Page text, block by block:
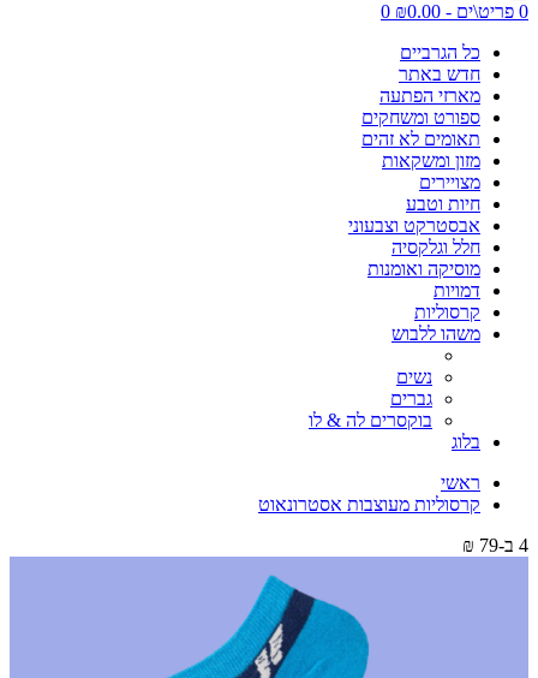
0 פריט\ים - ₪0.00
0
כל הגרביים
חדש באתר
מארזי הפתעה
ספורט ומשחקים
תאומים לא זהים
מזון ומשקאות
מצויירים
חיות וטבע
אבסטרקט וצבעוני
חלל וגלקסיה
מוסיקה ואומנות
דמויות
קרסוליות
משהו ללבוש
נשים
גברים
בוקסרים לה & לו
בלוג
ראשי
קרסוליות מעוצבות אסטרונאוט
4 ב-79 ₪